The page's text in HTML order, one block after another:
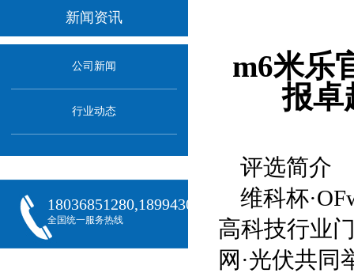
新闻资讯
公司新闻
行业动态
18036851280,18994301288,18068407382
全国统一服务热线
m6米乐
报卓
评选简介
维科杯
高科技行业
网·光伏共